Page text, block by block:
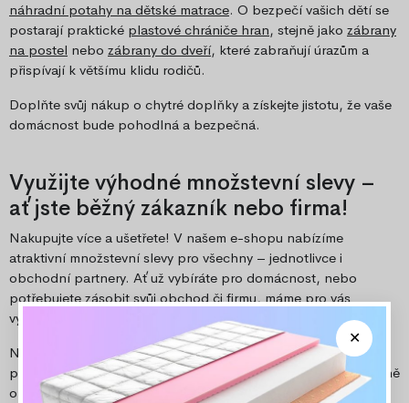
náhradní potahy na dětské matrace. O bezpečí vašich dětí se
postarají praktické plastové chrániče hran, stejně jako zábrany
na postel nebo zábrany do dveří, které zabraňují úrazům a
přispívají k většímu klidu rodičů.
Doplňte svůj nákup o chytré doplňky a získejte jistotu, že vaše
domácnost bude pohodlná a bezpečná.
Využijte výhodné množstevní slevy –
ať jste běžný zákazník nebo firma!
Nakupujte více a ušetřete! V našem e-shopu nabízíme
atraktivní množstevní slevy pro všechny – jednotlivce i
obchodní partnery. Ať už vybíráte pro domácnost, nebo
potřebujete zásobit svůj obchod či firmu, máme pro vás
výhodné ceny při větších odběrech.
Nechte si vypracovat speciální nabídku přesně na míru vašim
potřebám a využijte naše nejlepší ceny. Objednejte si pohodlně
online a těšte se na skvělý poměr ceny a kvality. Kontaktujte